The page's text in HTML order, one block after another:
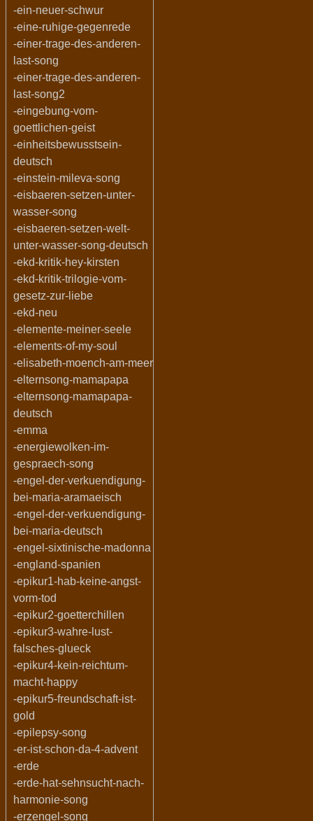
-ein-neuer-schwur
-eine-ruhige-gegenrede
-einer-trage-des-anderen-
last-song
-einer-trage-des-anderen-
last-song2
-eingebung-vom-
goettlichen-geist
-einheitsbewusstsein-
deutsch
-einstein-mileva-song
-eisbaeren-setzen-unter-
wasser-song
-eisbaeren-setzen-welt-
unter-wasser-song-deutsch
-ekd-kritik-hey-kirsten
-ekd-kritik-trilogie-vom-
gesetz-zur-liebe
-ekd-neu
-elemente-meiner-seele
-elements-of-my-soul
-elisabeth-moench-am-meer
-elternsong-mamapapa
-elternsong-mamapapa-
deutsch
-emma
-energiewolken-im-
gespraech-song
-engel-der-verkuendigung-
bei-maria-aramaeisch
-engel-der-verkuendigung-
bei-maria-deutsch
-engel-sixtinische-madonna
-england-spanien
-epikur1-hab-keine-angst-
vorm-tod
-epikur2-goetterchillen
-epikur3-wahre-lust-
falsches-glueck
-epikur4-kein-reichtum-
macht-happy
-epikur5-freundschaft-ist-
gold
-epilepsy-song
-er-ist-schon-da-4-advent
-erde
-erde-hat-sehnsucht-nach-
harmonie-song
-erzengel-song